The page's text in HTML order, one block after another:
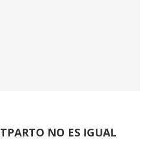
NO ES IGUAL